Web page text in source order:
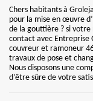
Chers habitants à
pour la mise en œuvre
de la gouttière ? si
contact avec Entreprise
couvreur et ramoneur
travaux de pose et
Nous disposons une
d’être sûre de votre